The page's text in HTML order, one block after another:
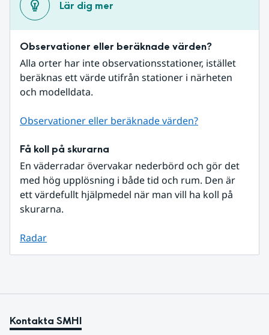
Lär dig mer
Observationer eller beräknade värden?
Alla orter har inte observationsstationer, istället
beräknas ett värde utifrån stationer i närheten
och modelldata.
Observationer eller beräknade värden?
Få koll på skurarna
En väderradar övervakar nederbörd och gör det
med hög upplösning i både tid och rum. Den är
ett värdefullt hjälpmedel när man vill ha koll på
skurarna.
Radar
Kontakta SMHI